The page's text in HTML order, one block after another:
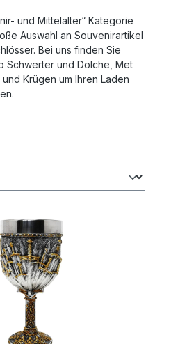
und Mittelalter“ Kategorie
Auswahl an Souvenirartikel
Bei uns finden Sie
Schwerter und Dolche, Met
Krügen um Ihren Laden